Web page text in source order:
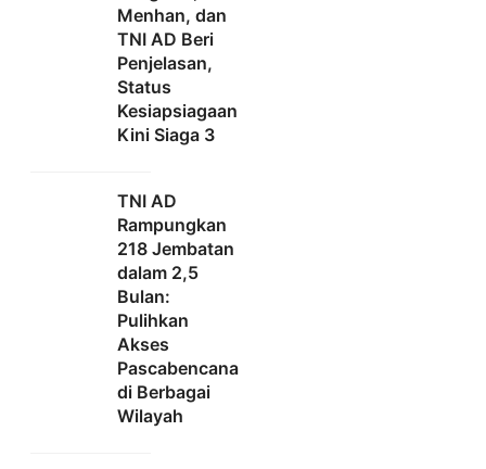
Menhan, dan
TNI AD Beri
Penjelasan,
Status
Kesiapsiagaan
Kini Siaga 3
TNI AD
Rampungkan
218 Jembatan
dalam 2,5
Bulan:
Pulihkan
Akses
Pascabencana
di Berbagai
Wilayah